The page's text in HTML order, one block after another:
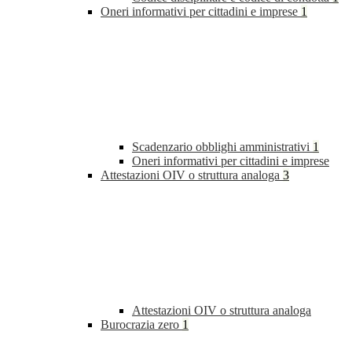
Oneri informativi per cittadini e imprese 1
Scadenzario obblighi amministrativi 1
Oneri informativi per cittadini e imprese
Attestazioni OIV o struttura analoga 3
Attestazioni OIV o struttura analoga
Burocrazia zero 1